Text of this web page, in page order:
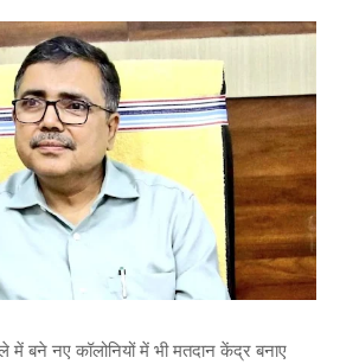
में बने नए कॉलोनियों में भी मतदान केंद्र बनाए